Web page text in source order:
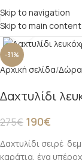
Skip to navigation
Skip to main content
-31%
Click to
Αρχική σελίδα Δώρα
Δαχτυλίδι
275€ 190€
Δαχτυλίδι σειρέ
καράτια, ένα